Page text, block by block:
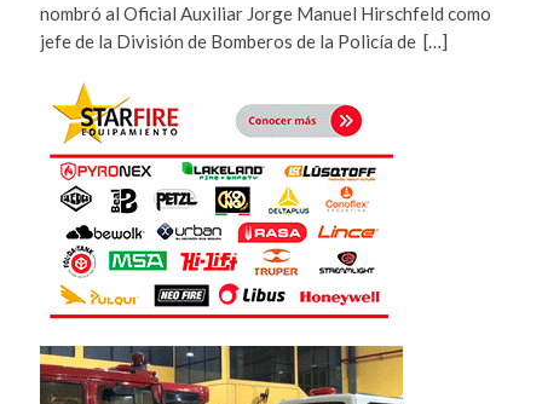
nombró al Oficial Auxiliar Jorge Manuel Hirschfeld como
jefe de la División de Bomberos de la Policía de […]